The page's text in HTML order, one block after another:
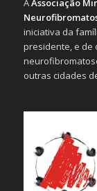
AAssociação
iniciativa da
presidente, e de
outras cidades